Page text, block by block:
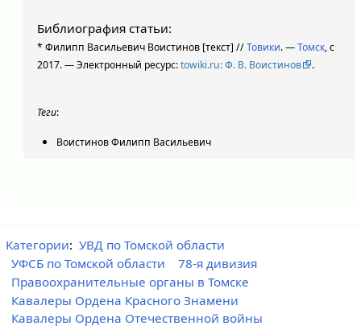
Библиография статьи:
* Филипп Васильевич Воистинов [текст] //Товики. —Томск, с
2017. — Электронный ресурс:towiki.ru: Ф. В. Воистинов .
Теги:
Воистинов Филипп Васильевич
Категории: УВД по Томской области
УФСБ по Томской области
78-я дивизия
Правоохранительные органы в Томске
Кавалеры Ордена Красного Знамени
Кавалеры Ордена Отечественной войны